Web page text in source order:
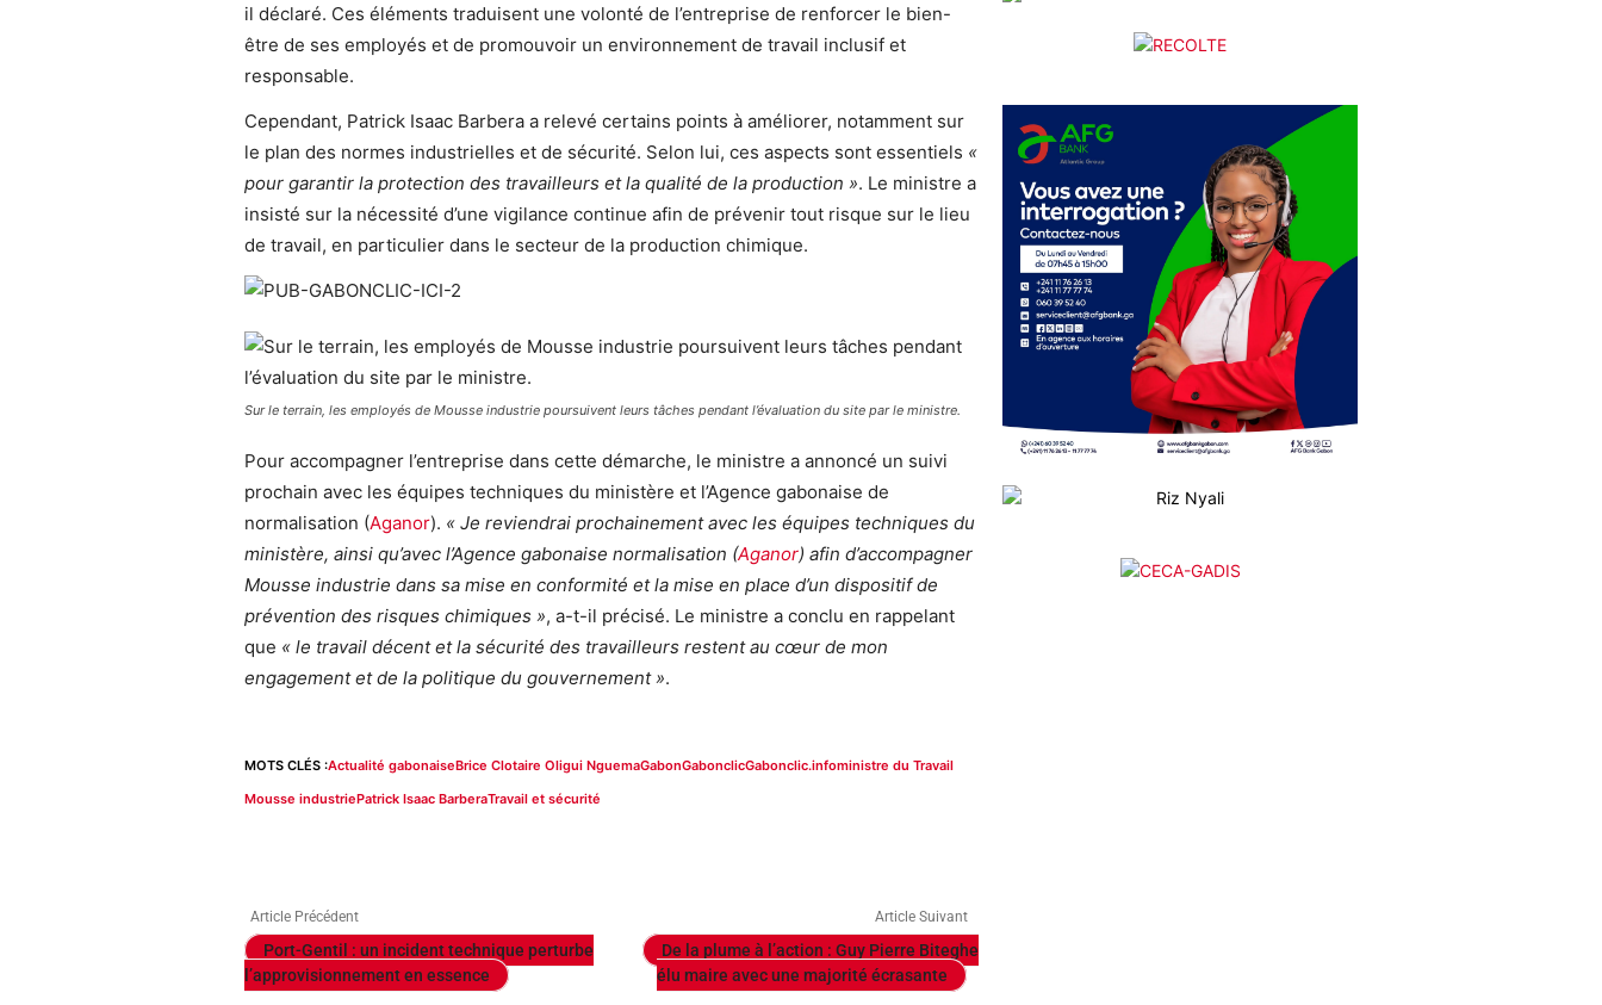
il déclaré. Ces éléments traduisent une volonté de l’entreprise de renforcer le bien-
être de ses employés et de promouvoir un environnement de travail inclusif et
responsable.
Cependant, Patrick Isaac Barbera a relevé certains points à améliorer, notamment sur
le plan des normes industrielles et de sécurité. Selon lui, ces aspects sont essentiels «
pour garantir la protection des travailleurs et la qualité de la production ». Le ministre a
insisté sur la nécessité d’une vigilance continue afin de prévenir tout risque sur le lieu
de travail, en particulier dans le secteur de la production chimique.
Sur le terrain, les employés de Mousse industrie poursuivent leurs tâches pendant l’évaluation du site par le ministre.
Pour accompagner l’entreprise dans cette démarche, le ministre a annoncé un suivi
prochain avec les équipes techniques du ministère et l’Agence gabonaise de
normalisation (Aganor). « Je reviendrai prochainement avec les équipes techniques du
ministère, ainsi qu’avec l’Agence gabonaise normalisation (Aganor) afin d’accompagner
Mousse industrie dans sa mise en conformité et la mise en place d’un dispositif de
prévention des risques chimiques », a-t-il précisé. Le ministre a conclu en rappelant
que « le travail décent et la sécurité des travailleurs restent au cœur de mon
engagement et de la politique du gouvernement ».
MOTS CLÉS :Actualité gabonaiseBrice Clotaire Oligui NguemaGabonGabonclicGabonclic.infoministre du Travail
Mousse industriePatrick Isaac BarberaTravail et sécurité
Article Précédent
Port-Gentil : un incident technique perturbe
l’approvisionnement en essence
Article Suivant
De la plume à l’action : Guy Pierre Biteghe
élu maire avec une majorité écrasante